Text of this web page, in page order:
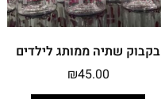
בקבוק שתיה ממותג לילדים
₪45.00